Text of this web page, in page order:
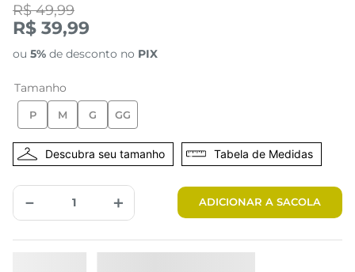
R$ 49,99
R$ 39,99
ou 5% de desconto no PIX
Tamanho
P M G GG
Tabela de Medidas
＋
－ ADICIONAR A SACOLA